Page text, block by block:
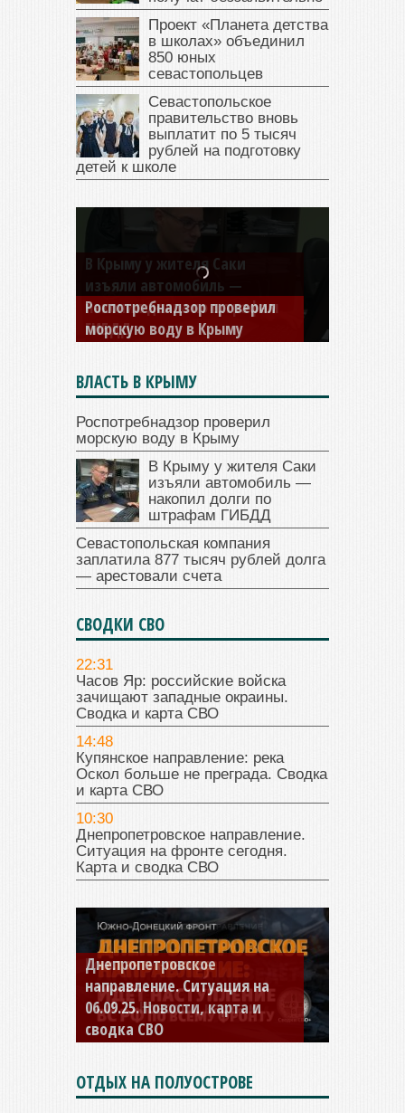
Проект «Планета детства
в школах» объединил
850 юных
севастопольцев
Севастопольское
правительство вновь
выплатит по 5 тысяч
рублей на подготовку
детей к школе
В Крыму у жителя Саки
изъяли автомобиль —
накопил долги по штрафам
ГИБДД
ВЛАСТЬ В КРЫМУ
Роспотребнадзор проверил
морскую воду в Крыму
В Крыму у жителя Саки
изъяли автомобиль —
накопил долги по
штрафам ГИБДД
Севастопольская компания
заплатила 877 тысяч рублей долга
— арестовали счета
СВОДКИ СВО
22:31
Часов Яр: российские войска
зачищают западные окраины.
Сводка и карта СВО
14:48
Купянское направление: река
Оскол больше не преграда. Сводка
и карта СВО
10:30
Днепропетровское направление.
Ситуация на фронте сегодня.
Карта и сводка СВО
Константиновское
направление. Ситуация на
04.09.25 Новости, карта и
сводка СВО
ОТДЫХ НА ПОЛУОСТРОВЕ